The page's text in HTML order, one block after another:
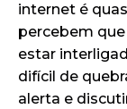
internet é
percebem
estar
difícil de
alerta e